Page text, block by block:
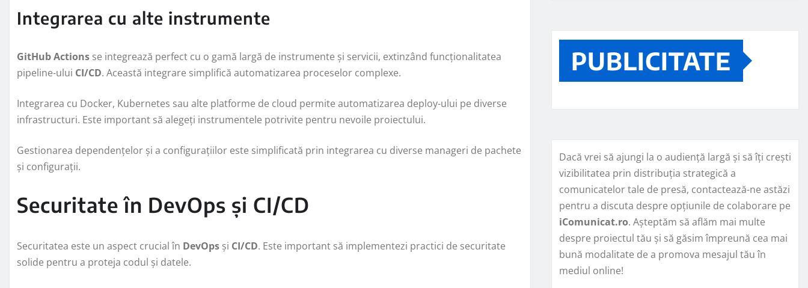
Integrarea cu alte instrumente
GitHub Actions se integrează perfect cu o gamă largă de instrumente și servicii, extinzând funcționalitatea
pipeline-ului CI/CD. Această integrare simplifică automatizarea proceselor complexe.
Integrarea cu Docker, Kubernetes sau alte platforme de cloud permite automatizarea deploy-ului pe diverse
infrastructuri. Este important să alegeți instrumentele potrivite pentru nevoile proiectului.
Gestionarea dependențelor și a configurațiilor este simplificată prin integrarea cu diverse manageri de pachete
și configurații.
Securitate în DevOps și CI/CD
Securitatea este un aspect crucial în DevOps și CI/CD. Este important să implementezi practici de securitate
solide pentru a proteja codul și datele.
PUBLICITATE
Dacă vrei să ajungi la o audiență largă și să îți crești
vizibilitatea prin distribuția strategică a
comunicatelor tale de presă, contactează-ne astăzi
pentru a discuta despre opțiunile de colaborare pe
iComunicat.ro. Așteptăm să aflăm mai multe
despre proiectul tău și să găsim împreună cea mai
bună modalitate de a promova mesajul tău în
mediul online!